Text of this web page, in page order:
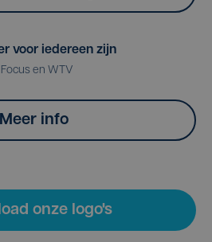
voor iedereen zijn
en WTV
Meer info
onze logo's